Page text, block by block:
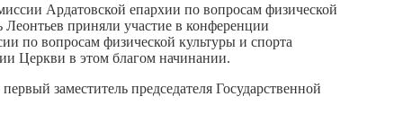
Ардатовской епархии по вопросам физической
приняли участие в конференции
по вопросам физической культуры и спорта
Церкви в этом благом начинании.
заместитель председателя Государственной